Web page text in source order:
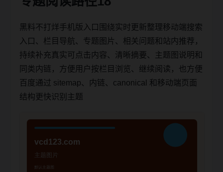
黑料不打烊手机版入口围绕实时更新整理移动端搜索
入口、栏目导航、专题图片、相关问题和站内推荐，
持续补充真实可点击内容、清晰摘要、主题图说明和
同类内链，方便用户按栏目浏览、继续阅读，也方便
百度通过 sitemap、内链、canonical 和移动端页面
结构更快识别主题